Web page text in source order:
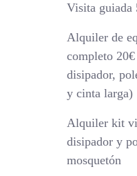
Visita guiada
Alquiler de
completo
disipador,
y cinta larga)
Alquiler kit
disipador y
mosquetón